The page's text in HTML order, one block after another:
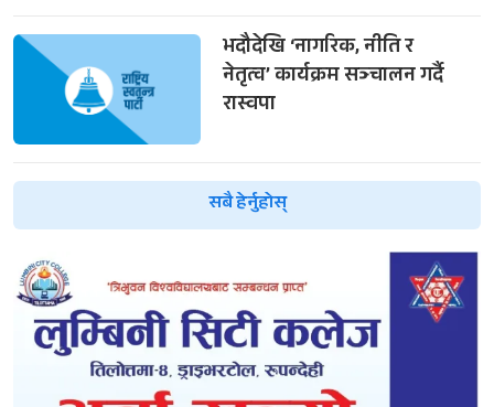
भदौदेखि ‘नागरिक, नीति र
नेतृत्व’ कार्यक्रम सञ्चालन गर्दै
रास्वपा
सबै हेर्नुहोस्